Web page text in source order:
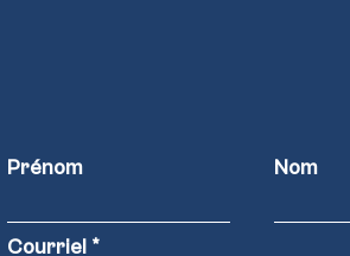
Prénom Nom
Courriel